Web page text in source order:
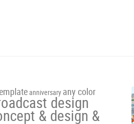
anniversary any color
design
& design &